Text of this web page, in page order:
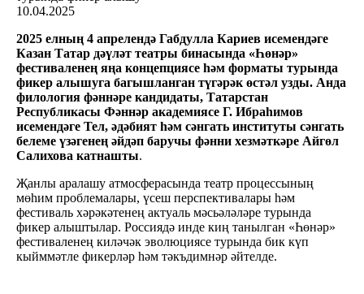
10.04.2025
2025 елның 4 апрелендә Габдулла Кариев исемендәге
Казан Татар дәүләт театры бинасында «Һөнәр»
фестиваленең яңа концепциясе һәм форматы турында
фикер алышуга багышланган түгәрәк өстәл узды. Анда
филология фәннәре кандидаты, Татарстан
Республикасы Фәннәр академиясе Г. Ибраһимов
исемендәге Тел, әдәбият һәм сәнгать институты сәнгать
белеме үзәгенең әйдәп баручы фәнни хезмәткәре Айгөл
Салихова катнашты.
Җанлы аралашу атмосферасында театр процессының
мөһим проблемалары, үсеш перспективалары һәм
фестиваль хәрәкәтенең актуаль мәсьәләләре турында
фикер алыштылар. Россиядә инде киң танылган «Һөнәр»
фестиваленең киләчәк эволюциясе турында бик күп
кыйммәтле фикерләр һәм тәкъдимнәр әйтелде.